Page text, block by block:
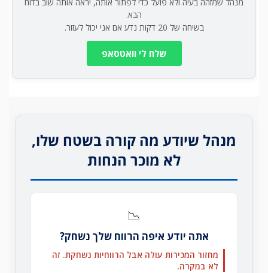
הבא.
בשיחה של 20 דקות נדע אם אני יכול לעזור.
שלח לי וואטסאפ
מנהל שיודע מה קורה בשטח שלו,
לא מוכר הנחות
📉
אתה יודע איפה הרווח שלך נשחק?
מחזור המכירות עולה אבל הרווחיות נשחקת. זה
לא במקרה.